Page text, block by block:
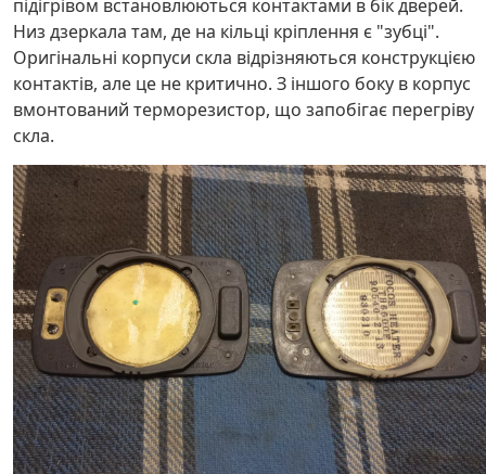
підігрівом встановлюються контактами в бік дверей.
Низ дзеркала там, де на кільці кріплення є "зубці".
Оригінальні корпуси скла відрізняються конструкцією
контактів, але це не критично. З іншого боку в корпус
вмонтований терморезистор, що запобігає перегріву
скла.